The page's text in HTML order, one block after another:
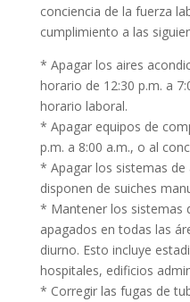
conciencia de la fuerza
cumplimiento a las
* Apagar los aires
horario de 12:30 p.m. a
horario laboral.
* Apagar equipos de
p.m. a 8:00 a.m., o al
* Apagar los sistemas
disponen de suiches
* Mantener los sistemas
apagados en todas las
diurno. Esto incluye
hospitales, edificios
* Corregir las fugas de